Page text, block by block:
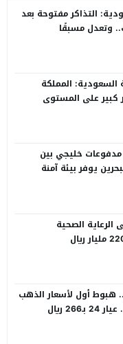
التذاكر مفتوحة بعد
وتعدل مسبقًا
السعودية: المملكة
كبير على المستوى
مدفوعات خليجي بين
يوفر بيئة آمنة
الرعاية الصحية
هبوط أول لأسعار الذهب
ريال